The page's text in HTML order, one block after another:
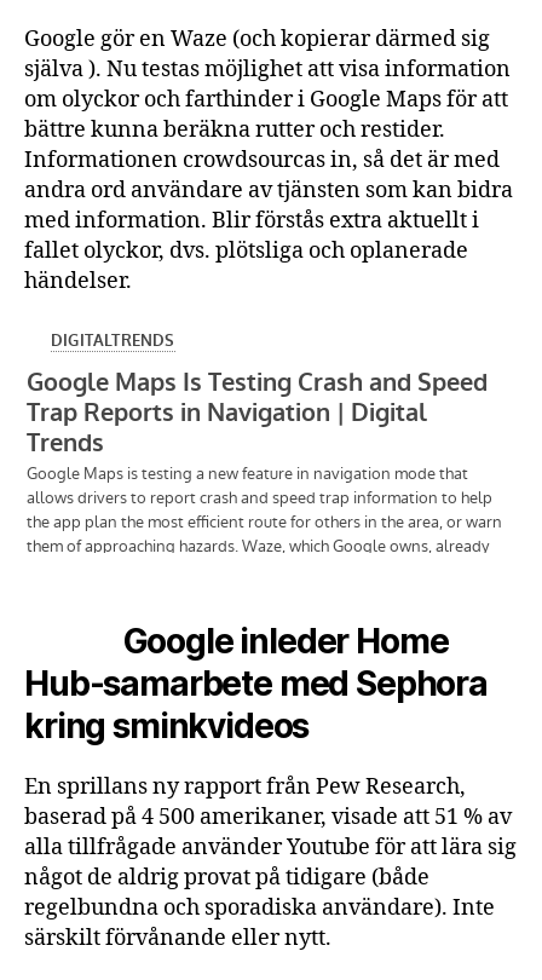
Google gör en Waze (och kopierar därmed sig
själva ). Nu testas möjlighet att visa information
om olyckor och farthinder i Google Maps för att
bättre kunna beräkna rutter och restider.
Informationen crowdsourcas in, så det är med
andra ord användare av tjänsten som kan bidra
med information. Blir förstås extra aktuellt i
fallet olyckor, dvs. plötsliga och oplanerade
händelser.
Google inleder Home
Hub-samarbete med Sephora
kring sminkvideos
En sprillans ny rapport från Pew Research,
baserad på 4 500 amerikaner, visade att 51 % av
alla tillfrågade använder Youtube för att lära sig
något de aldrig provat på tidigare (både
regelbundna och sporadiska användare). Inte
särskilt förvånande eller nytt.